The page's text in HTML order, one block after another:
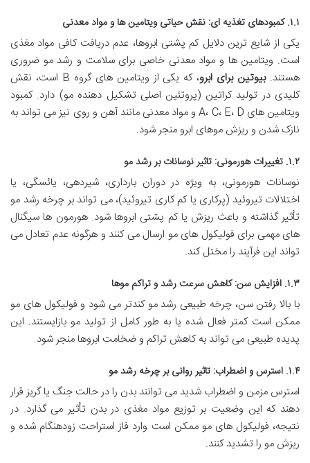
۱.۱. کمبودهای تغذیه ای: نقش حیاتی ویتامین ها و مواد معدنی
یکی از شایع ترین دلایل کم پشتی ابروها، عدم دریافت کافی مواد مغذی
است. ویتامین ها و مواد معدنی خاصی برای سلامت و رشد مو ضروری
هستند.بیوتین برای ابرو
، که یکی از ویتامین های گروه B است، نقش
کلیدی در تولید کراتین (پروتئین اصلی تشکیل دهنده مو) دارد. کمبود
ویتامین های A، C، E، D و مواد معدنی مانند آهن و روی نیز می تواند به
نازک شدن و ریزش موهای ابرو منجر شود.
۱.۲. تغییرات هورمونی: تاثیر نوسانات بر رشد مو
نوسانات هورمونی، به ویژه در دوران بارداری، شیردهی، یائسگی، یا
اختلالات تیروئید (پرکاری یا کم کاری تیروئید)، می تواند بر چرخه رشد مو
تأثیر گذاشته و باعث ریزش یا کم پشتی ابروها شود. هورمون ها سیگنال
های مهمی برای فولیکول های مو ارسال می کنند و هرگونه عدم تعادل می
تواند این فرآیند را مختل کند.
۱.۳. افزایش سن: کاهش سرعت رشد و تراکم موها
با بالا رفتن سن، چرخه طبیعی رشد مو کندتر می شود و فولیکول های مو
ممکن است کمتر فعال شده یا به طور کامل از تولید مو بازایستند. این
پدیده طبیعی می تواند به کاهش تراکم و ضخامت ابروها منجر شود.
۱.۴. استرس و اضطراب: تاثیر روانی بر چرخه رشد مو
استرس مزمن و اضطراب شدید می توانند بدن را در حالت جنگ یا گریز قرار
دهند که این وضعیت بر توزیع مواد مغذی در بدن تأثیر می گذارد. در
نتیجه، فولیکول های مو ممکن است وارد فاز استراحت زودهنگام شده و
ریزش مو را تشدید کنند.